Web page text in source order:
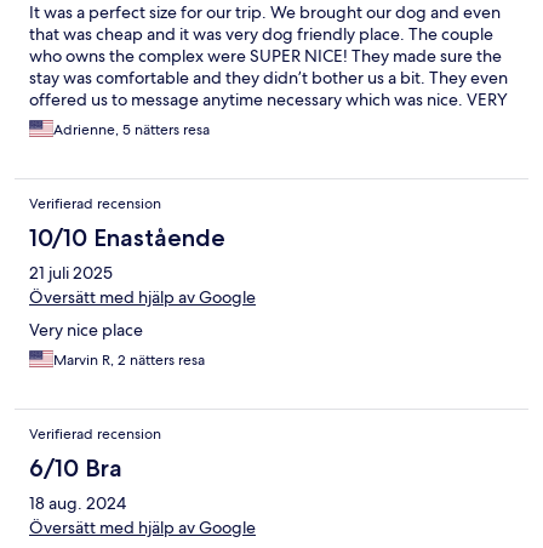
It was a perfect size for our trip. We brought our dog and even
that was cheap and it was very dog friendly place. The couple
who owns the complex were SUPER NICE! They made sure the
stay was comfortable and they didn’t bother us a bit. They even
offered us to message anytime necessary which was nice. VERY
COMFORTABLE BEDDING!! I would highly recommend!!
Adrienne, 5 nätters resa
Verifierad recension
10/10 Enastående
21 juli 2025
Översätt med hjälp av Google
Very nice place
Marvin R, 2 nätters resa
Verifierad recension
6/10 Bra
18 aug. 2024
Översätt med hjälp av Google